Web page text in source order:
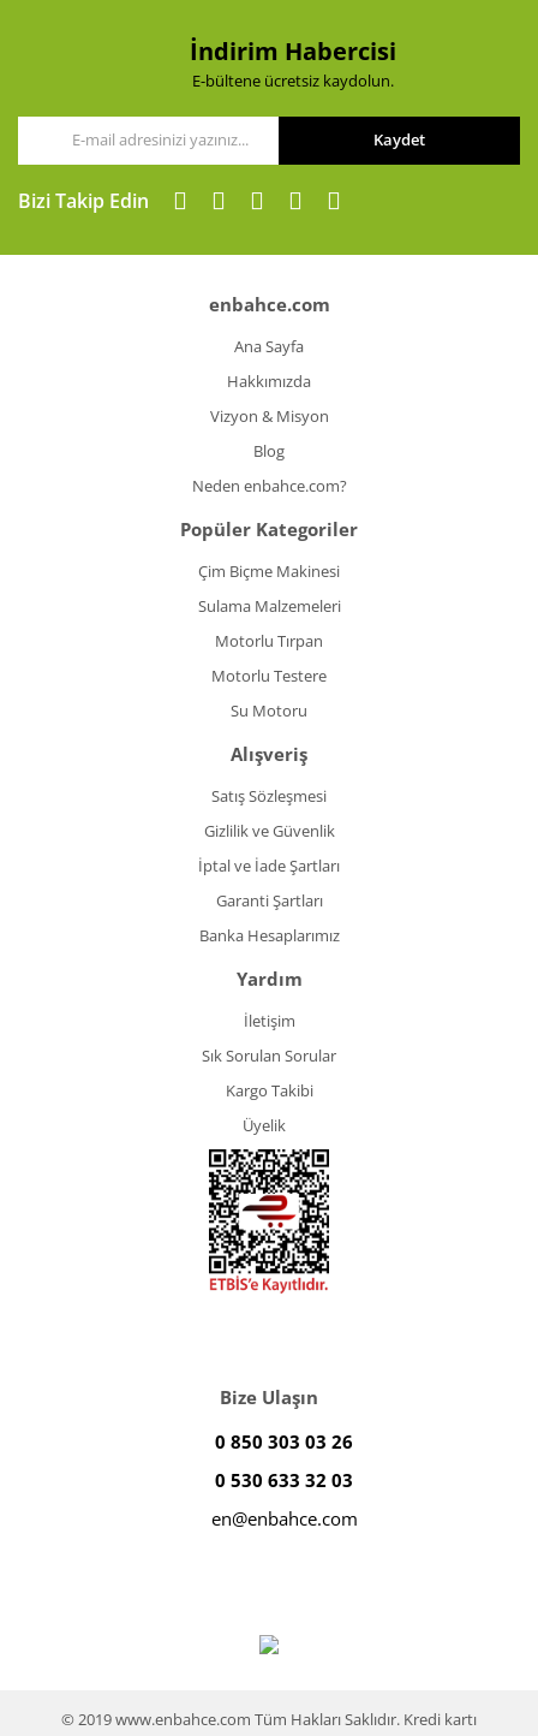
İndirim Habercisi
E-bültene ücretsiz kaydolun.
Kaydet
Bizi Takip Edin
enbahce.com
Ana Sayfa
Hakkımızda
Vizyon & Misyon
Blog
Neden enbahce.com?
Popüler Kategoriler
Çim Biçme Makinesi
Sulama Malzemeleri
Motorlu Tırpan
Motorlu Testere
Su Motoru
Alışveriş
Satış Sözleşmesi
Gizlilik ve Güvenlik
İptal ve İade Şartları
Garanti Şartları
Banka Hesaplarımız
Yardım
İletişim
Sık Sorulan Sorular
Kargo Takibi
Üyelik
Bize Ulaşın
0 850 303 03 26
0 530 633 32 03
en@enbahce.com
© 2019 www.enbahce.com Tüm Hakları Saklıdır. Kredi kartı